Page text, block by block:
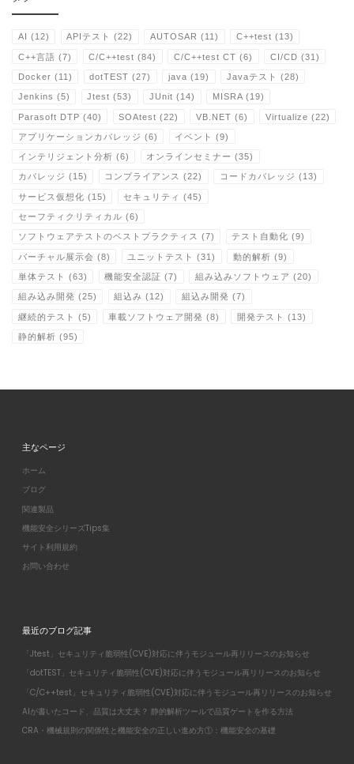
AI (12) APIテスト (22) AUTOSAR (11) C++test (13)
C++言語 (7) C/C++test (84) C/C++test CT (6) CI/CD (31)
Docker (11) dotTEST (27) java (19) Javaテスト (28)
Jenkins (5) Jtest (53) JUnit (14) MISRA(19)
Parasoft DTP (40) SOAtest (22) VB.NET (6) Virtualize (22)
アプリケーションカバレッジ (6) イベント (9)
インテリジェント分析 (6) オンラインセミナー (35)
カバレッジ (15) コンプライアンス (22) コードカバレッジ (13)
サービス仮想化 (15) セキュリティ (45)
セーフティクリティカル (6)
ソフトウェアテストのベストプラクティス (7) テスト自動化 (9)
バーチャル展示会 (8) ユニットテスト (31) 動的解析 (9)
単体テスト (63) 機能安全認証 (7) 組み込みソフトウェア (20)
組み込み開発 (25) 組込み (12) 組込み開発 (7)
継続的テスト (5) 車載ソフトウェア開発 (8) 開発テスト (13)
静的解析 (95)
主なページ
ホーム
ブログ
関連製品
機能安全シリーズTips集
サイト利用規約
お問い合わせ
最近のブログ記事
「Jtest」セキュリティ脆弱性(CVE)対応に伴うモジュール再リリースのお知らせ
「dotTEST」セキュリティ脆弱性(CVE)対応に伴うモジュール再リリースのお知らせ
「C/C++test」セキュリティ脆弱性(CVE)対応に伴うモジュール再リリースのお知らせ
AIが書いたコード、品質は大丈夫？ 静的解析ツールで品質ゲートを作る方法
CRA・機械規則の関係性と機能安全の正しい進め方①：機能安全の基礎